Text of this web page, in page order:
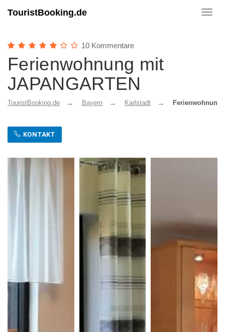
TouristBooking.de
10 Kommentare
Ferienwohnung mit
JAPANGARTEN
TouristBooking.de Bayern Karlstadt Ferienwohnung
KONTAKT